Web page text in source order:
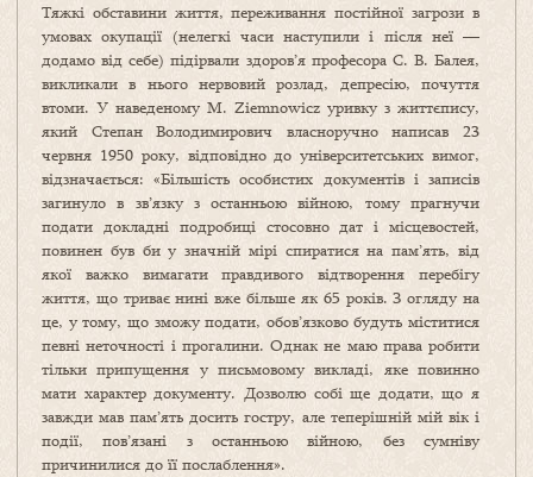
Тяжкі обставини життя, переживання постійної загрози в
умовах окупації (нелегкі часи наступили і після неї —
додамо від себе) підірвали здоров’я професора С. В. Балея,
викликали в нього нервовий розлад, депресію, почуття
втоми. У наведеному M. Ziemnowicz уривку з життєпису,
який Степан Володимирович власноручно написав 23
червня 1950 року, відповідно до університетських вимог,
відзначається: «Більшість особистих документів і записів
загинуло в зв’язку з останньою війною, тому прагнучи
подати докладні подробиці стосовно дат і місцевостей,
повинен був би у значній мірі спиратися на пам’ять, від
якої важко вимагати правдивого відтворення перебігу
життя, що триває нині вже більше як 65 років. З огляду на
це, у тому, що зможу подати, обов’язково будуть міститися
певні неточності і прогалини. Однак не маю права робити
тільки припущення у письмовому викладі, яке повинно
мати характер документу. Дозволю собі ще додати, що я
завжди мав пам’ять досить гостру, але теперішній мій вік і
події, пов’язані з останньою війною, без сумніву
причинилися до її послаблення».